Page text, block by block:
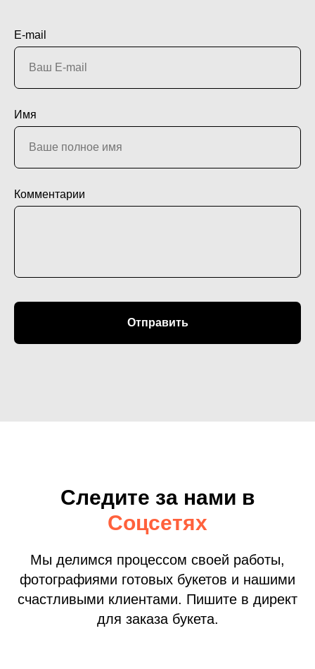
E-mail
Имя
Комментарии
Отправить
Следите за нами в
Соцсетях
Мы делимся процессом своей работы,
фотографиями готовых букетов и нашими
счастливыми клиентами. Пишите в директ
для заказа букета.